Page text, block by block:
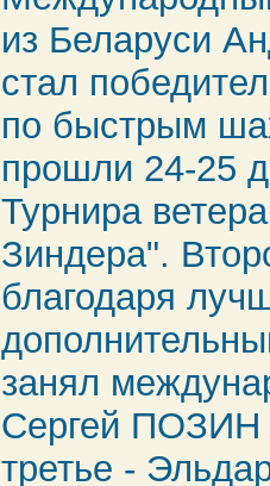
из Беларуси
стал
по быстрым
прошли 24-25
Турнира
Зиндера".
благодаря
занял
Сергей
третье -